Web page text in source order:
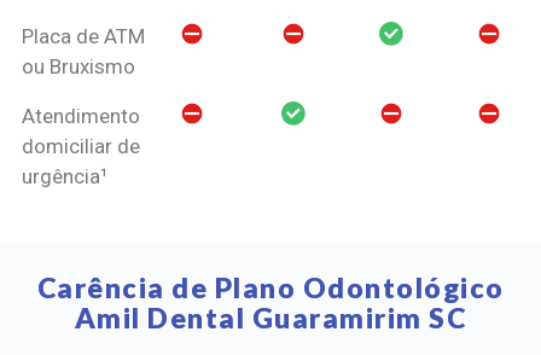
Placa de ATM
ou Bruxismo
Atendimento
domiciliar de
urgência¹
Carência de Plano Odontológico
Amil Dental Guaramirim SC